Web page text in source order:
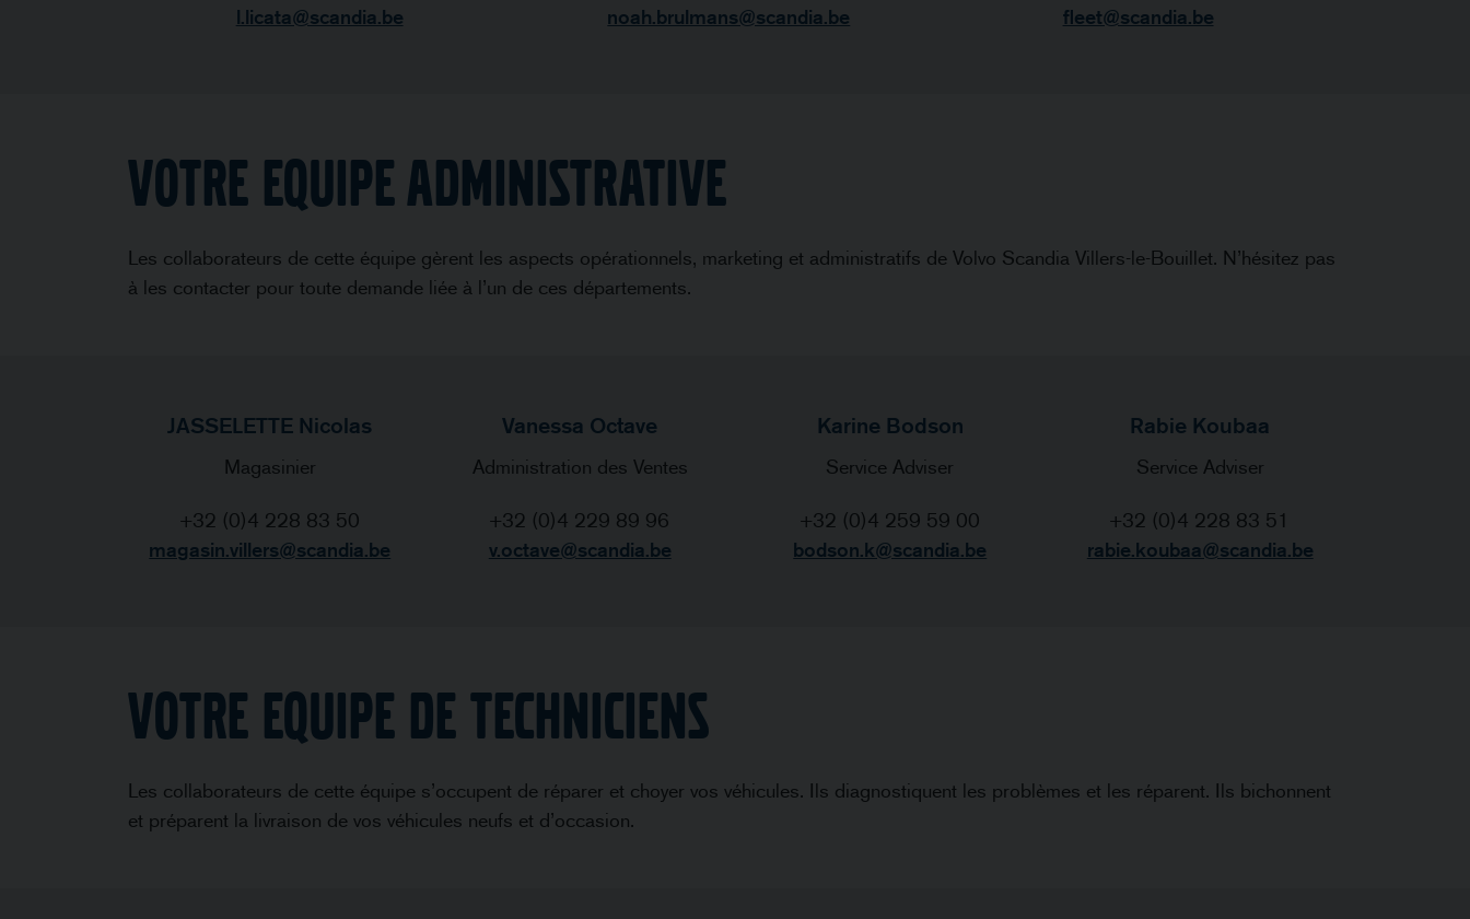
l.licata@scandia.be
noah.brulmans@scandia.be
fleet@scandia.be
VOTRE EQUIPE ADMINISTRATIVE
Les collaborateurs de cette équipe gèrent les aspects opérationnels, marketing et administratifs de Volvo Scandia Villers-le-Bouillet. N’hésitez pas
à les contacter pour toute demande liée à l’un de ces départements.
JASSELETTE Nicolas
Magasinier
+32 (0)4 228 83 50
magasin.villers@scandia.be
Vanessa Octave
Administration des Ventes
+32 (0)4 229 89 96
v.octave@scandia.be
Karine Bodson
Service Adviser
+32 (0)4 259 59 00
bodson.k@scandia.be
Rabie Koubaa
Service Adviser
+32 (0)4 228 83 51
rabie.koubaa@scandia.be
VOTRE EQUIPE DE TECHNICIENS
Les collaborateurs de cette équipe s’occupent de réparer et choyer vos véhicules. Ils diagnostiquent les problèmes et les réparent. Ils bichonnent
et préparent la livraison de vos véhicules neufs et d’occasion.